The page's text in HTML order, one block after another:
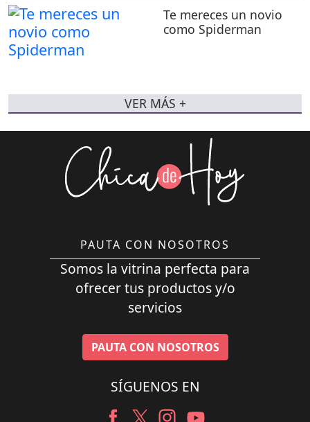
Te mereces un novio
como Spiderman
VER MÁS +
PAUTA CON NOSOTROS
Somos la vitrina perfecta para
ofrecer tus productos y/o
servicios
PAUTA CON NOSOTROS
SÍGUENOS EN